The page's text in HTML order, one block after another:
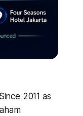
2011 as